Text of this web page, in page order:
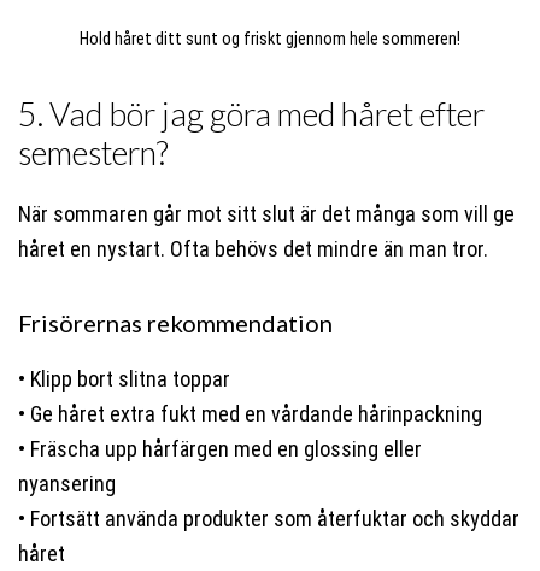
Hold håret ditt sunt og friskt gjennom hele sommeren!
5. Vad bör jag göra med håret efter
semestern?
När sommaren går mot sitt slut är det många som vill ge
håret en nystart. Ofta behövs det mindre än man tror.
Frisörernas rekommendation
• Klipp bort slitna toppar
• Ge håret extra fukt med en vårdande hårinpackning
• Fräscha upp hårfärgen med en glossing eller
nyansering
• Fortsätt använda produkter som återfuktar och skyddar
håret